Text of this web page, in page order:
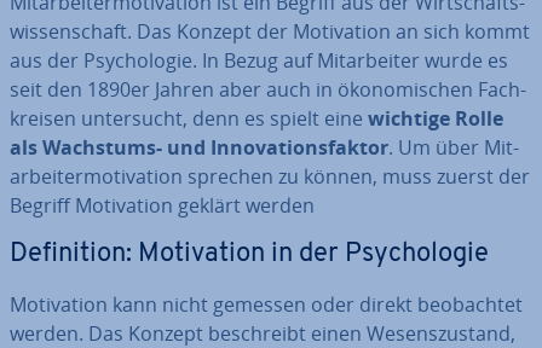
wis­sen­schaft. Das Konzept der Mo­ti­va­ti­on an sich kommt
aus der Psy­cho­lo­gie. In Bezug auf Mit­ar­bei­ter wurde es
seit den 1890er Jahren aber auch in öko­no­mi­schen Fach­
krei­sen un­ter­sucht, denn es spielt eine wichtige Rolle
als Wachstums- und In­no­va­ti­ons­fak­tor. Um über Mit­
ar­bei­ter­mo­ti­va­ti­on sprechen zu können, muss zuerst der
Begriff Mo­ti­va­ti­on geklärt werden
De­fi­ni­ti­on: Mo­ti­va­ti­on in der Psy­cho­lo­gie
Mo­ti­va­ti­on kann nicht gemessen oder direkt be­ob­ach­tet
werden. Das Konzept be­schreibt einen We­sens­zu­stand,